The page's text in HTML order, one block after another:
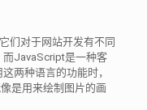
们对于网站开发有不同
而JavaScript是一种客
两种语言的功能时，
是用来绘制图片的画